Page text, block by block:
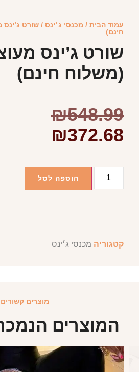
עמוד הבית / מכנסי ג׳ינס / שורט
חינם)
שורט ג’ינס
(משלוח חינם)
₪548.99
₪372.68
הוספה לסל
קטגוריה מכנסי ג׳ינס
מוצרים קשורים
המוצרים